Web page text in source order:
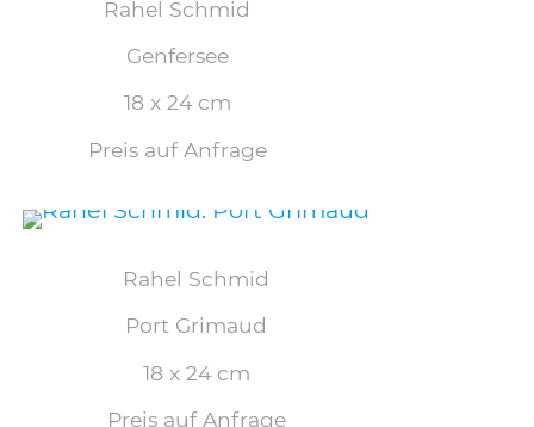
Rahel Schmid
Genfersee
18 x 24 cm
Preis auf Anfrage
Rahel Schmid
Port Grimaud
18 x 24 cm
Preis auf Anfrage